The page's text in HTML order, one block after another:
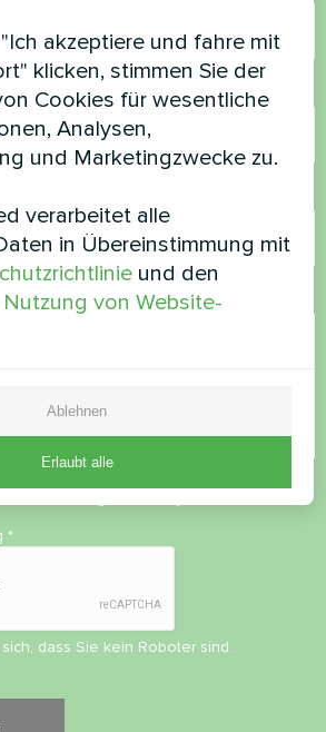
*
dass Sie kein Roboter sind.
akzeptiere und fahre mit
klicken, stimmen Sie der
Cookies für wesentliche
Analysen,
und Marketingzwecke zu.
verarbeitet alle
in Übereinstimmung mit
und den
von Website-
Ablehnen
Erlaubt alle